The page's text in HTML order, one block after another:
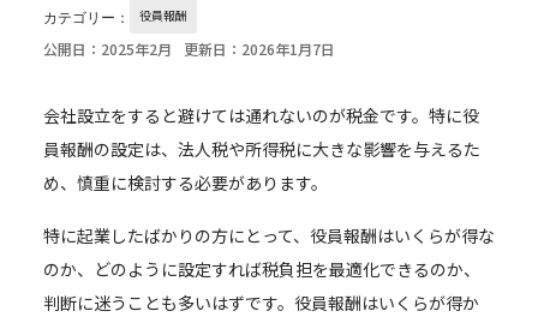
カテゴリー： 役員報酬
公開日：2025年2月 更新日：2026年1月7日
会社設立をすると避けては通れないのが税金です。特に役
員報酬の設定は、法人税や所得税に大きな影響を与えるた
め、慎重に検討する必要があります。
特に起業したばかりの方にとって、役員報酬はいくらが得な
のか、どのように設定すれば税負担を最適化できるのか、
判断に迷うことも多いはずです。役員報酬はいくらが得か